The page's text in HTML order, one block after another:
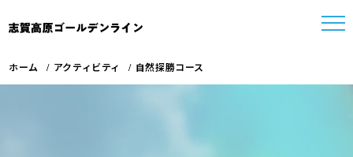
ホーム アクティビティ 自然探勝コース